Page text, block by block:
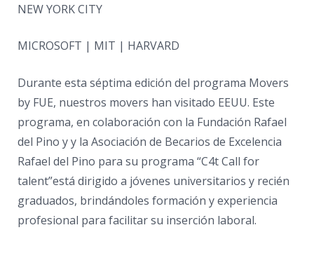
NEW YORK CITY
MICROSOFT | MIT | HARVARD
Durante esta séptima edición del programa Movers
by FUE, nuestros movers han visitado EEUU. Este
programa, en colaboración con la Fundación Rafael
del Pino y y la Asociación de Becarios de Excelencia
Rafael del Pino para su programa “C4t Call for
talent”está dirigido a jóvenes universitarios y recién
graduados, brindándoles formación y experiencia
profesional para facilitar su inserción laboral.